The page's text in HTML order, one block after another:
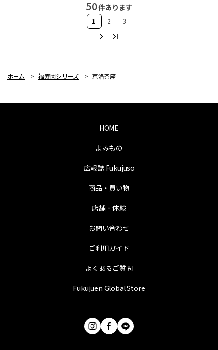
50件あります
1
2 3
ホーム > 福寿園シリーズ > 京洛茶座
HOME
よみもの
広報誌 Fukujuso
商品・買い物
店舗・体験
お問い合わせ
ご利用ガイド
よくあるご質問
Fukujuen Global Store